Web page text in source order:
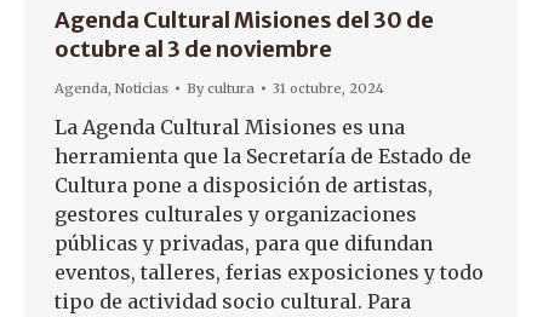
Agenda Cultural Misiones del 30 de
octubre al 3 de noviembre
Agenda, Noticias Bycultura 31 octubre, 2024
La Agenda Cultural Misiones es una
herramienta que la Secretaría de Estado de
Cultura pone a disposición de artistas,
gestores culturales y organizaciones
públicas y privadas, para que difundan
eventos, talleres, ferias exposiciones y todo
tipo de actividad socio cultural. Para